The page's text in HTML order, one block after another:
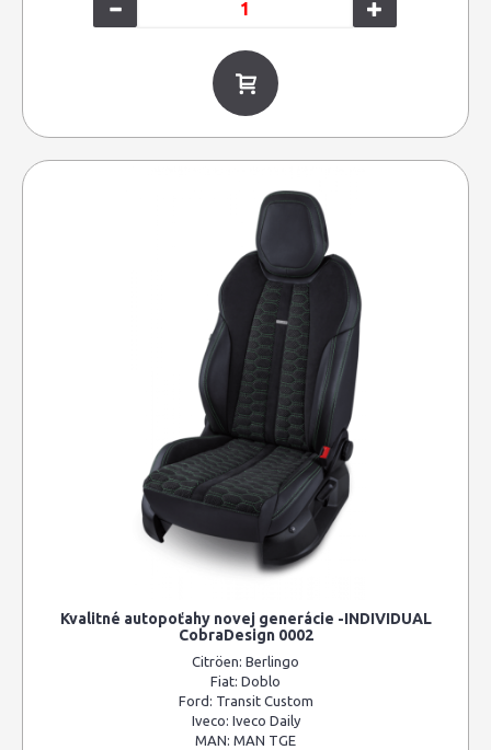
Kvalitné autopoťahy novej generácie -INDIVIDUAL
CobraDesign 0002
Citröen: Berlingo
Fiat: Doblo
Ford: Transit Custom
Iveco: Iveco Daily
MAN: MAN TGE